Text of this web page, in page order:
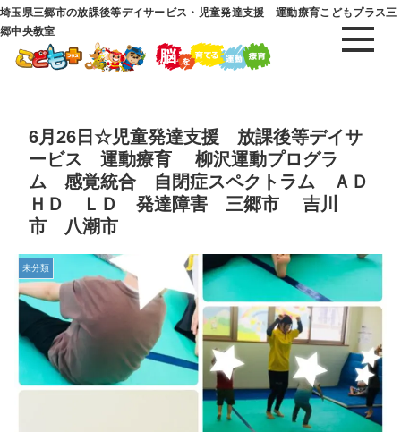
埼玉県三郷市の放課後等デイサービス・児童発達支援 運動療育こどもプラス三
郷中央教室
6月26日☆児童発達支援 放課後等デイサ
ービス 運動療育 柳沢運動プログラ
ム 感覚統合 自閉症スペクトラム ＡＤ
ＨＤ ＬＤ 発達障害 三郷市 吉川
市 八潮市
未分類